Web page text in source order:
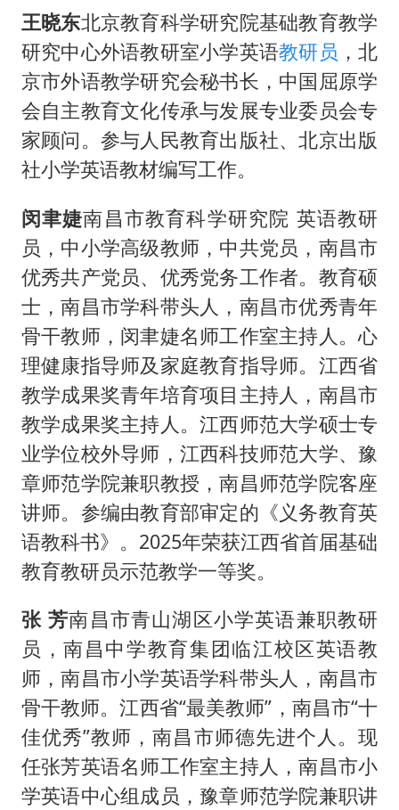
王晓东北京教育科学研究院基础教育教学
研究中心外语教研室小学英语教研员 ，北
京市外语教学研究会秘书长，中国屈原学
会自主教育文化传承与发展专业委员会专
家顾问。参与人民教育出版社、北京出版
社小学英语教材编写工作。
闵聿婕南昌市教育科学研究院 英语教研
员，中小学高级教师，中共党员，南昌市
优秀共产党员、优秀党务工作者。教育硕
士，南昌市学科带头人，南昌市优秀青年
骨干教师，闵聿婕名师工作室主持人。心
理健康指导师及家庭教育指导师。江西省
教学成果奖青年培育项目主持人，南昌市
教学成果奖主持人。江西师范大学硕士专
业学位校外导师，江西科技师范大学、豫
章师范学院兼职教授，南昌师范学院客座
讲师。参编由教育部审定的《义务教育英
语教科书》。2025年荣获江西省首届基础
教育教研员示范教学一等奖。
张 芳南昌市青山湖区小学英语兼职教研
员，南昌中学教育集团临江校区英语教
师，南昌市小学英语学科带头人，南昌市
骨干教师。江西省“最美教师”，南昌市“十
佳优秀”教师，南昌市师德先进个人。现
任张芳英语名师工作室主持人，南昌市小
学英语中心组成员，豫章师范学院兼职讲